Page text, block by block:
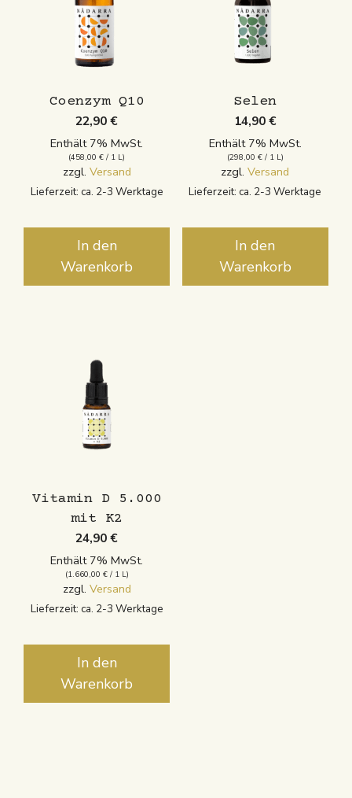
Coenzym Q10
22,90€
Enthält 7% MwSt.
(458,00€ / 1 L)
zzgl. Versand
Lieferzeit: ca. 2-3 Werktage
In den
Warenkorb
Selen
14,90€
Enthält 7% MwSt.
(298,00 €/ 1 L)
zzgl.Versand
Lieferzeit: ca. 2-3 Werktage
In den
Warenkorb
Vitamin D 5.000
mit K2
24,90€
Enthält 7% MwSt.
(1.660,00 €/ 1 L)
zzgl. Versand
Lieferzeit: ca. 2-3 Werktage
In den
Warenkorb